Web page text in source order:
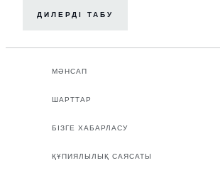
ДИЛЕРДІ ТАБУ
МӘНСАП
ШАРТТАР
БІЗГЕ ХАБАРЛАСУ
ҚҰПИЯЛЫЛЫҚ САЯСАТЫ